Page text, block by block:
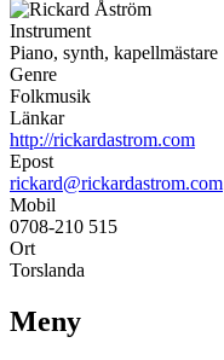
Instrument
Piano, synth, kapellmästare
Genre
Folkmusik
Länkar
http://rickardastrom.com
Epost
rickard@rickardastrom.com
Mobil
0708-210 515
Ort
Torslanda
Meny